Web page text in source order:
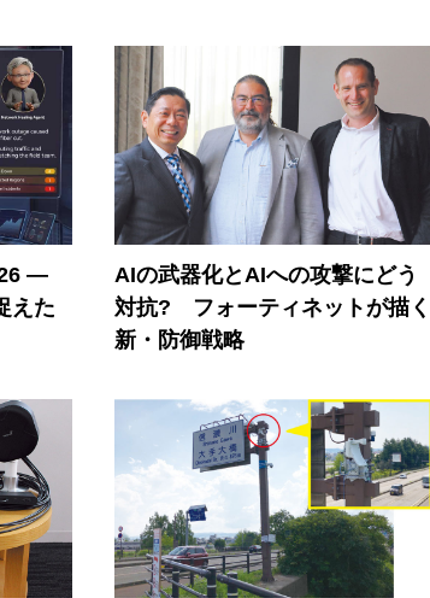
―
えた
AIの武器化とAIへの攻撃にどう
対抗? フォーティネットが描く
新・防御戦略